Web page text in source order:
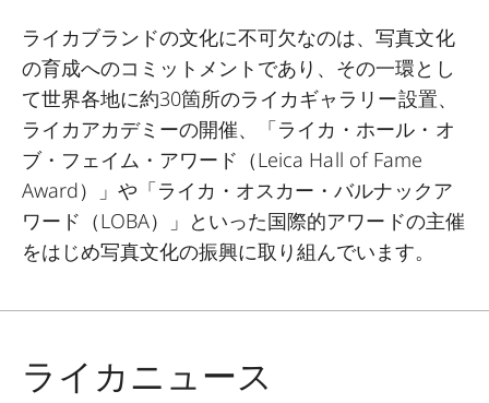
ライカブランドの文化に不可欠なのは、写真文化
の育成へのコミットメントであり、その一環とし
て世界各地に約30箇所のライカギャラリー設置、
ライカアカデミーの開催、「ライカ・ホール・オ
ブ・フェイム・アワード（Leica Hall of Fame
Award）」や「ライカ・オスカー・バルナックア
ワード（LOBA）」といった国際的アワードの主催
をはじめ写真文化の振興に取り組んでいます。
ライカニュース